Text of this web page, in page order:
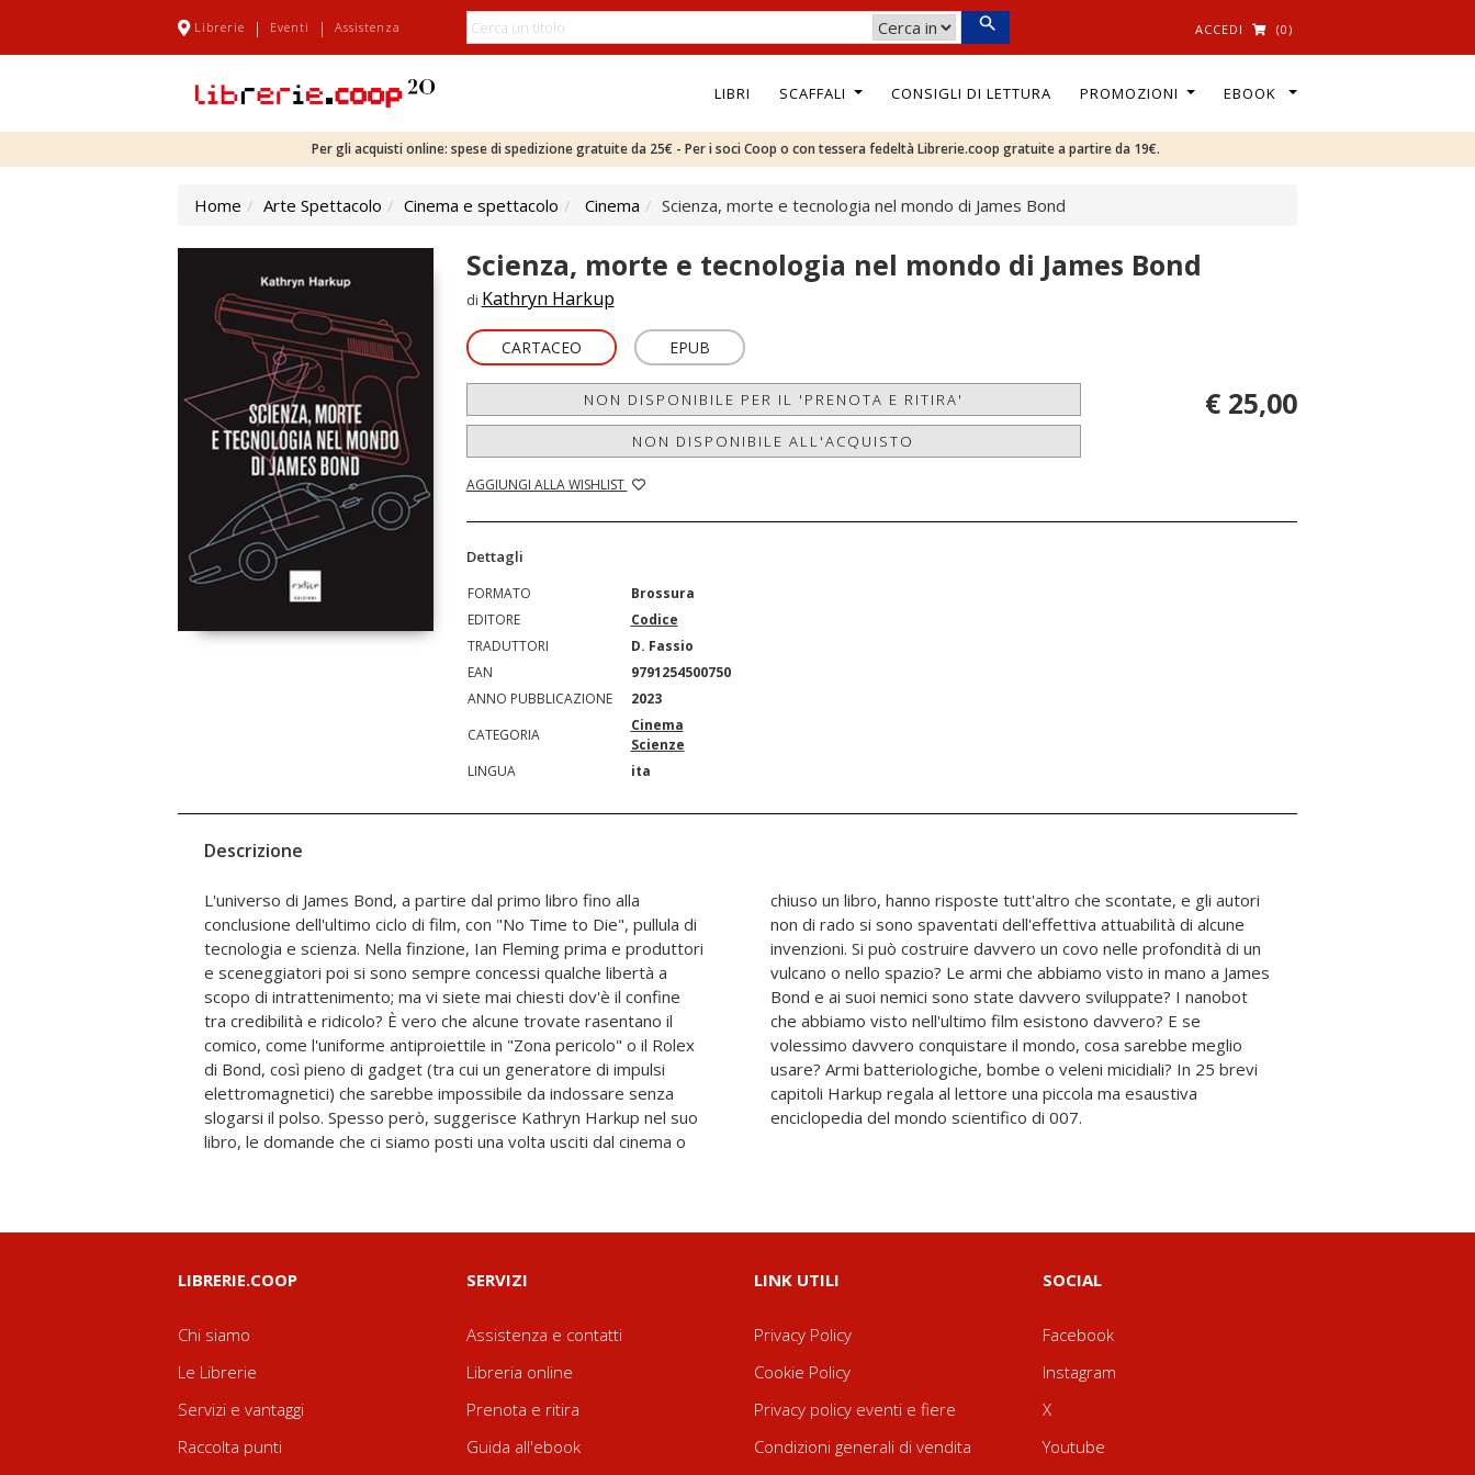
Librerie | Eventi | Assistenza ACCEDI (0)
LIBRI SCAFFALI CONSIGLI DI LETTURA PROMOZIONI EBOOK
Per gli acquisti online: spese di spedizione gratuite da 25€ - Per i soci Coop o con tessera fedeltà Librerie.coop gratuite a partire da 19€.
Home Arte Spettacolo Cinema e spettacolo Cinema Scienza, morte e tecnologia nel mondo di James Bond
Scienza, morte e tecnologia nel mondo di James Bond
di Kathryn Harkup
CARTACEO EPUB
NON DISPONIBILE PER IL 'PRENOTA E RITIRA'
NON DISPONIBILE ALL'ACQUISTO
AGGIUNGI ALLA WISHLIST
€ 25,00
Dettagli
FORMATO
Brossura
EDITORE
Codice
TRADUTTORI
D. Fassio
EAN
9791254500750
ANNO PUBBLICAZIONE
2023
CATEGORIA
Cinema
Scienze
LINGUA
ita
Descrizione
L'universo di James Bond, a partire dal primo libro fino alla
conclusione dell'ultimo ciclo di film, con "No Time to Die", pullula di
tecnologia e scienza. Nella finzione, Ian Fleming prima e produttori
e sceneggiatori poi si sono sempre concessi qualche libertà a
scopo di intrattenimento; ma vi siete mai chiesti dov'è il confine
tra credibilità e ridicolo? È vero che alcune trovate rasentano il
comico, come l'uniforme antiproiettile in "Zona pericolo" o il Rolex
di Bond, così pieno di gadget (tra cui un generatore di impulsi
elettromagnetici) che sarebbe impossibile da indossare senza
slogarsi il polso. Spesso però, suggerisce Kathryn Harkup nel suo
libro, le domande che ci siamo posti una volta usciti dal cinema o
chiuso un libro, hanno risposte tutt'altro che scontate, e gli autori
non di rado si sono spaventati dell'effettiva attuabilità di alcune
invenzioni. Si può costruire davvero un covo nelle profondità di un
vulcano o nello spazio? Le armi che abbiamo visto in mano a James
Bond e ai suoi nemici sono state davvero sviluppate? I nanobot
che abbiamo visto nell'ultimo film esistono davvero? E se
volessimo davvero conquistare il mondo, cosa sarebbe meglio
usare? Armi batteriologiche, bombe o veleni micidiali? In 25 brevi
capitoli Harkup regala al lettore una piccola ma esaustiva
enciclopedia del mondo scientifico di 007.
LIBRERIE.COOP
Chi siamo
Le Librerie
Servizi e vantaggi
Raccolta punti
SERVIZI
Assistenza e contatti
Libreria online
Prenota e ritira
Guida all'ebook
LINK UTILI
Privacy Policy
Cookie Policy
Privacy policy eventi e fiere
Condizioni generali di vendita
SOCIAL
Facebook
Instagram
X
Youtube